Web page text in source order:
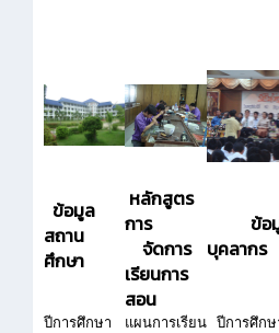
ข้อมูล
สถาน
ศึกษา
หลักสูตร
การ
จัดการ
เรียนการ
สอน
ข้อ
บุคล
ปีการศึกษา
แผนการเรียน ปีการศึกษ